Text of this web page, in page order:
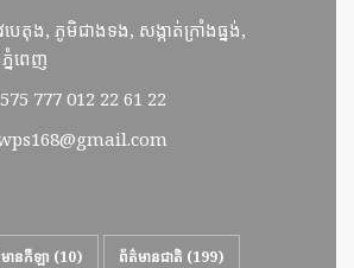
បេតុង, ភូមិជាងទង, សង្កាត់ក្រាំងធ្នង់,
នំពេញ
777 012 22 61 22
ានកីឡា (10) ព័ត៌មានជាតិ (199)